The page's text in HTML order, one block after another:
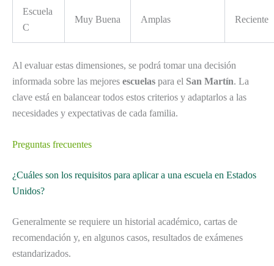
Escuela
C
Muy Buena Amplas Reciente
Al evaluar estas dimensiones, se podrá tomar una decisión
informada sobre las mejores escuelas para el San Martín. La
clave está en balancear todos estos criterios y adaptarlos a las
necesidades y expectativas de cada familia.
Preguntas frecuentes
¿Cuáles son los requisitos para aplicar a una escuela en Estados
Unidos?
Generalmente se requiere un historial académico, cartas de
recomendación y, en algunos casos, resultados de exámenes
estandarizados.